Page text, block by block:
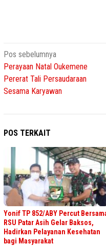
Navigasi
pos
Pos sebelumnya
Perayaan Natal Oukemene
Pererat Tali Persaudaraan
Sesama Karyawan
POS TERKAIT
Yonif TP 852/ABY Percut
RSU Patar Asih Gelar Baksos,
Hadirkan Pelayanan Kesehatan
bagi Masyarakat